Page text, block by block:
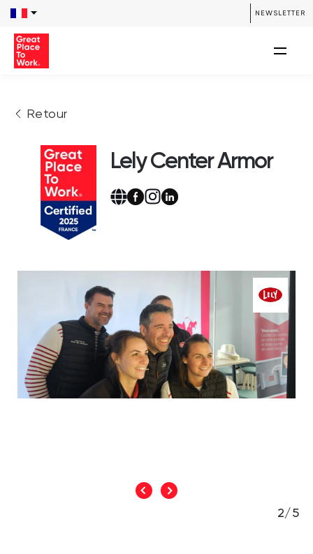
NEWSLETTER
Retour
Lely Center Armor
2/5